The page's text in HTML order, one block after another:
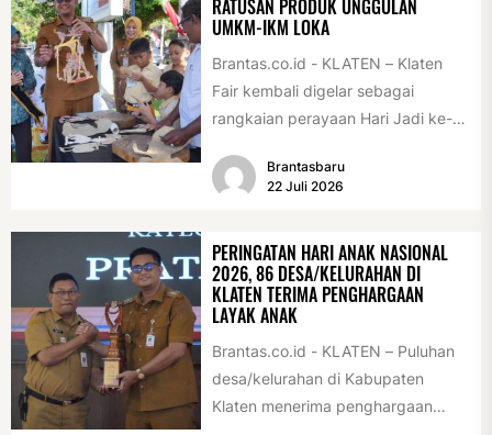
RATUSAN PRODUK UNGGULAN
UMKM-IKM LOKA
Brantas.co.id - KLATEN – Klaten
Fair kembali digelar sebagai
rangkaian perayaan Hari Jadi ke-
Acara ini digelar...
Brantasbaru
22 Juli 2026
PERINGATAN HARI ANAK NASIONAL
2026, 86 DESA/KELURAHAN DI
KLATEN TERIMA PENGHARGAAN
LAYAK ANAK
Brantas.co.id - KLATEN – Puluhan
desa/kelurahan di Kabupaten
Klaten menerima penghargaan